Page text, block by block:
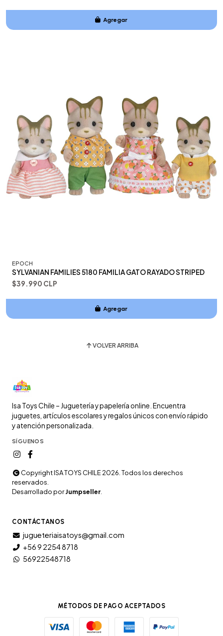
Agregar
EPOCH
SYLVANIAN FAMILIES 5180 FAMILIA GATO RAYADO STRIPED
$39.990 CLP
Agregar
VOLVER ARRIBA
Isa Toys Chile – Juguetería y papelería online. Encuentra
juguetes, artículos escolares y regalos únicos con envío rápido
y atención personalizada.
SÍGUENOS
Copyright ISA TOYS CHILE 2026. Todos los derechos
reservados.
Desarrollado porJumpseller.
CONTÁCTANOS
jugueteriaisatoys@gmail.com
+56 9 2254 8718
56922548718
MÉTODOS DE PAGO ACEPTADOS